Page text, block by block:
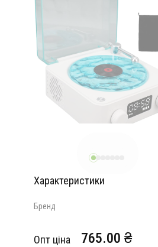
Характеристики
Бренд
Опт ціна 765.00 ₴